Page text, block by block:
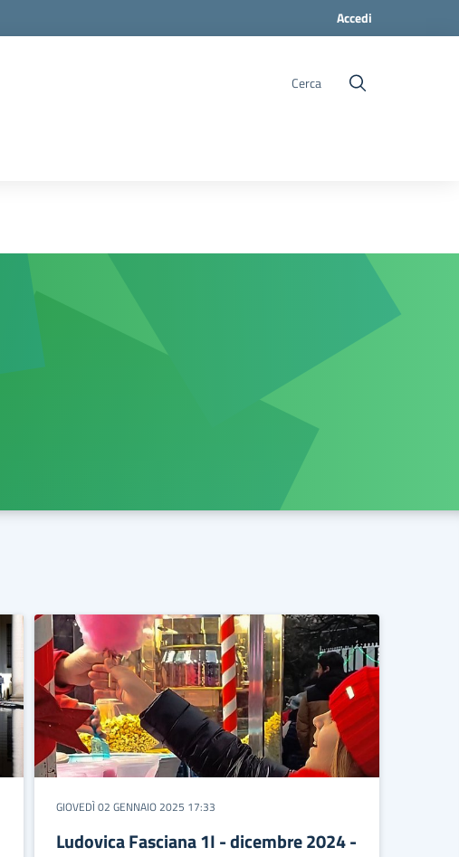
Accedi
Cerca
GIOVEDÌ 02 GENNAIO 2025 17:33
Ludovica Fasciana 1I - dicembre 2024 -